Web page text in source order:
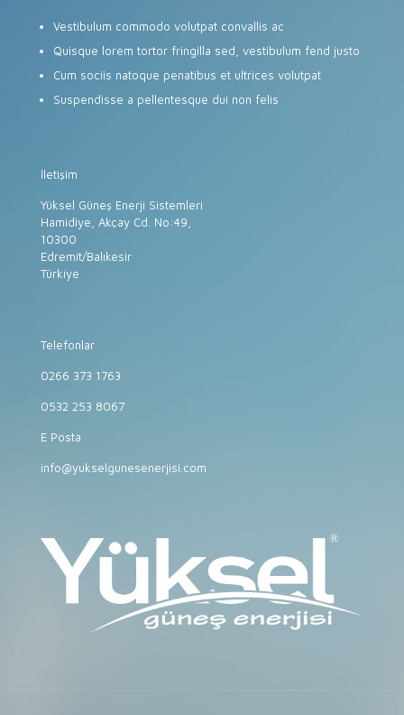
Vestibulum commodo volutpat convallis ac
Quisque lorem tortor fringilla sed, vestibulum fend justo
Cum sociis natoque penatibus et ultrices volutpat
Suspendisse a pellentesque dui non felis
İletişim
Yüksel Güneş Enerji Sistemleri
Hamidiye, Akçay Cd. No:49,
10300
Edremit/Balıkesir
Türkiye
Telefonlar
0266 373 1763
0532 253 8067
E Posta
info@yukselgunesenerjisi.com